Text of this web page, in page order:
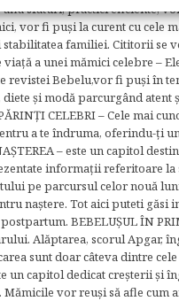
sfaturi, practici eficiente,
vor fi puşi la curent cu cele
familiei. Cititorii se
a unei mămici celebre –
revistei Bebelu,vor fi puşi în
şi modă parcurgând
CELEBRI – Cele mai
a te îndruma, oferindu-ţi
– este un capitol
informaţii referitoare
pe parcursul celor nouă
naştere. Tot aici puteti găsi
BEBELUŞUL ÎN
Alăptarea, scorul Apgar,
sunt doar câteva dintre
un capitol dedicat creşterii
Mămicile vor reuşi să afle cum